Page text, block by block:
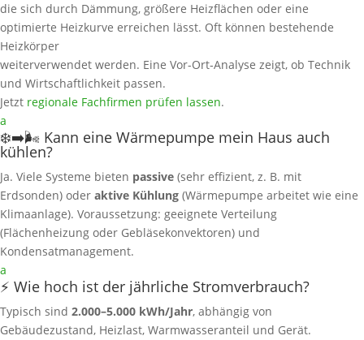
die sich durch Dämmung, größere Heizflächen oder eine
optimierte Heizkurve erreichen lässt. Oft können bestehende
Heizkörper
weiterverwendet werden. Eine Vor-Ort‑Analyse zeigt, ob Technik
und Wirtschaftlichkeit passen.
Jetzt regionale Fachfirmen prüfen lassen.
a
❄️➡️🌬️ Kann eine Wärmepumpe mein Haus auch
kühlen?
Ja. Viele Systeme bieten passive (sehr effizient, z. B. mit
Erdsonden) oder aktive Kühlung (Wärmepumpe arbeitet wie eine
Klimaanlage). Voraussetzung: geeignete Verteilung
(Flächenheizung oder Gebläsekonvektoren) und
Kondensatmanagement.
a
⚡ Wie hoch ist der jährliche Stromverbrauch?
Typisch sind 2.000–5.000 kWh/Jahr, abhängig von
Gebäudezustand, Heizlast, Warmwasseranteil und Gerät.